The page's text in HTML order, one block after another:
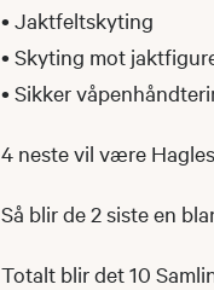
• Jaktfeltskyting
• Skyting mot
• Sikker
4 neste vil være
Så blir de 2 siste en
Totalt blir det 10